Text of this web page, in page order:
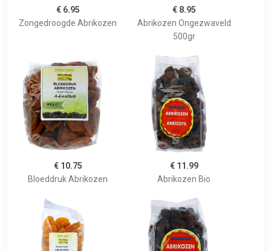
€ 6.95
Zongedroogde Abrikozen
€ 8.95
Abrikozen Ongezwaveld
500gr
€ 10.75
Bloeddruk Abrikozen
€ 11.99
Abrikozen Bio